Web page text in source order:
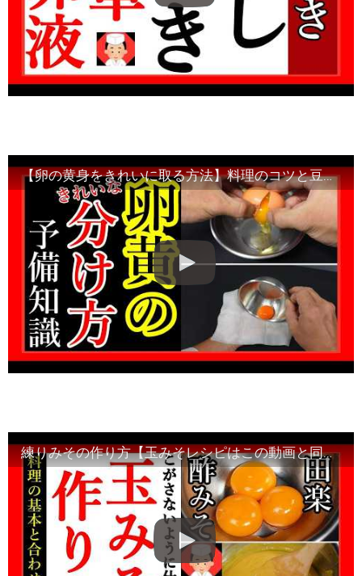
【卵の黄身をきれいに取る方法】料理のコツと豆知識・Japanese food
練りみその作り方【玉みそレシピはこの動画と同じ手順で完了します】Japanese food